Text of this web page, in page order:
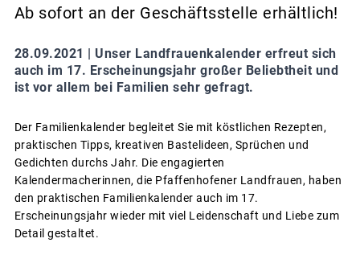
Ab sofort an der Geschäftsstelle erhältlich!
28.09.2021 | Unser Landfrauenkalender erfreut sich
auch im 17. Erscheinungsjahr großer Beliebtheit und
ist vor allem bei Familien sehr gefragt.
Der Familienkalender begleitet Sie mit köstlichen Rezepten,
praktischen Tipps, kreativen Bastelideen, Sprüchen und
Gedichten durchs Jahr. Die engagierten
Kalendermacherinnen, die Pfaffenhofener Landfrauen, haben
den praktischen Familienkalender auch im 17.
Erscheinungsjahr wieder mit viel Leidenschaft und Liebe zum
Detail gestaltet.